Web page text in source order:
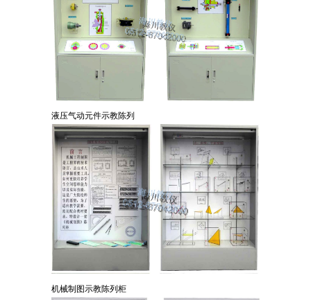
液压气动元件示教陈列
机械制图示教陈列柜